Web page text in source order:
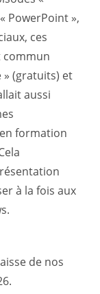
PowerPoint »,
ces
» (gratuits) et
aussi
formation
à la fois aux
de nos